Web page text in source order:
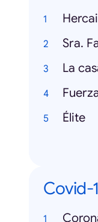
Hercai
Sra.
La
Élite
Covid-